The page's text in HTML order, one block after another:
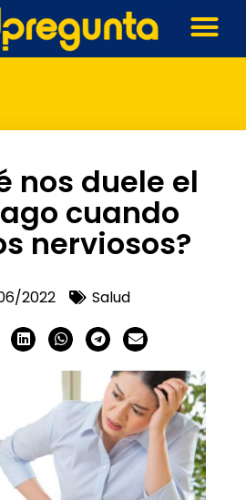
nos duele el
cuando
nerviosos?
2022 Salud